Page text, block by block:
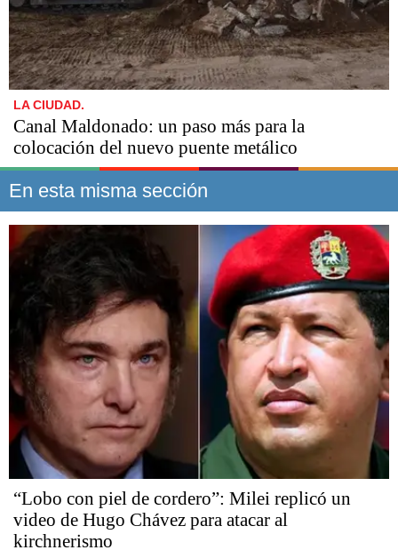
LA CIUDAD.
Canal Maldonado: un paso más para la
colocación del nuevo puente metálico
En esta misma sección
“Lobo con piel de cordero”: Milei replicó un
video de Hugo Chávez para atacar al
kirchnerismo